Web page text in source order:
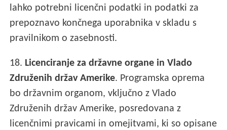
lahko potrebni licenčni podatki in podatki za
prepoznavo končnega uporabnika v skladu s
pravilnikom o zasebnosti.
18. Licenciranje za državne organe in Vlado
Združenih držav Amerike. Programska oprema
bo državnim organom, vključno z Vlado
Združenih držav Amerike, posredovana z
licenčnimi pravicami in omejitvami, ki so opisane